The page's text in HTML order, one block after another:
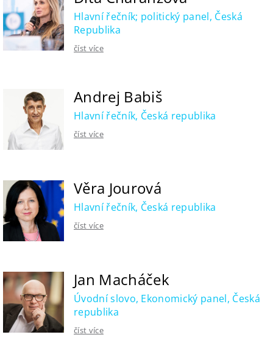
Hlavní řečník; politický panel, Česká
Republika
číst více
Andrej Babiš
Hlavní řečník, Česká republika
číst více
Věra Jourová
Hlavní řečník, Česká republika
číst více
Jan Macháček
Úvodní slovo, Ekonomický panel, Česká
republika
číst více